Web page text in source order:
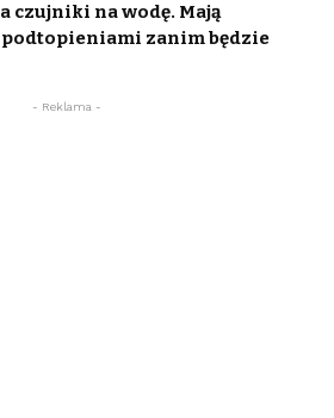
czujniki na wodę. Mają
zanim będzie
- Reklama -